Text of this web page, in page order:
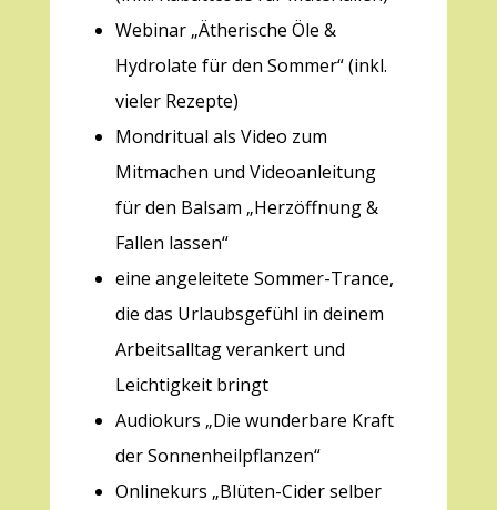
Webinar „Ätherische Öle &
Hydrolate für den Sommer“ (inkl.
vieler Rezepte)
Mondritual als Video zum
Mitmachen und Videoanleitung
für den Balsam „Herzöffnung &
Fallen lassen“
eine angeleitete Sommer-Trance,
die das Urlaubsgefühl in deinem
Arbeitsalltag verankert und
Leichtigkeit bringt
Audiokurs „Die wunderbare Kraft
der Sonnenheilpflanzen“
Onlinekurs „Blüten-Cider selber